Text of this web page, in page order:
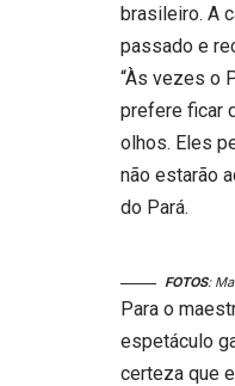
brasileiro. A
passado e
“Às vezes o
prefere ficar
olhos. Eles
não estarão
do Pará.
FOTOS:
Para o
espetáculo
certeza que